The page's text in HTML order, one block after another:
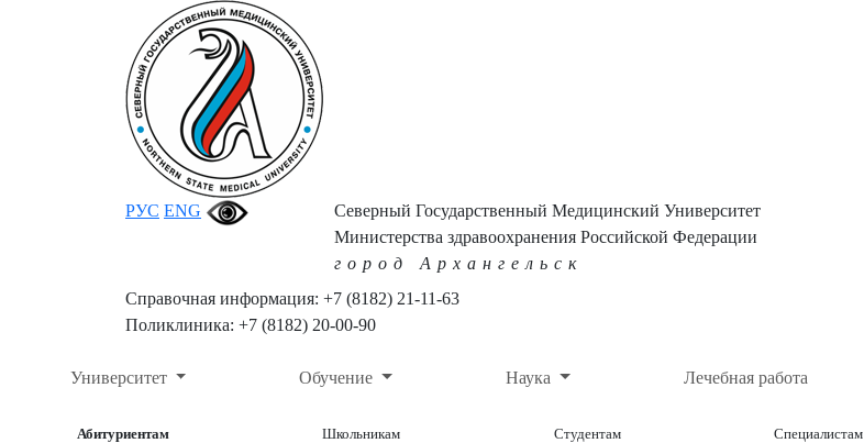
РУС ENG
Северный Государственный Медицинский Университет
Министерства здравоохранения Российской Федерации
город Архангельск
Справочная информация: +7 (8182) 21-11-63
Поликлиника: +7 (8182) 20-00-90
Университет Обучение Наука Лечебная работа
Абитуриентам Школьникам Студентам Специалистам